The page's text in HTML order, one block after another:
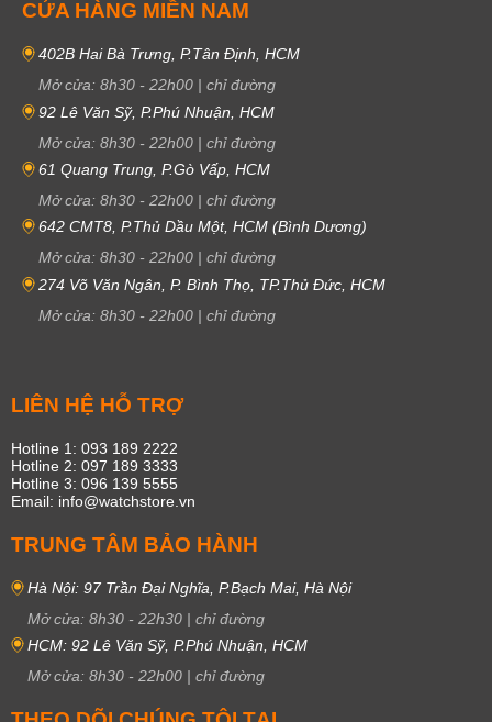
CỬA HÀNG MIỀN NAM
402B Hai Bà Trưng, P.Tân Định, HCM
Mở cửa: 8h30 - 22h00 | chỉ đường
92 Lê Văn Sỹ, P.Phú Nhuận, HCM
Mở cửa: 8h30 - 22h00 | chỉ đường
61 Quang Trung, P.Gò Vấp, HCM
Mở cửa: 8h30 - 22h00 | chỉ đường
642 CMT8, P.Thủ Dầu Một, HCM (Bình Dương)
Mở cửa: 8h30 - 22h00 | chỉ đường
274 Võ Văn Ngân, P. Bình Thọ, TP.Thủ Đức, HCM
Mở cửa: 8h30 - 22h00 | chỉ đường
LIÊN HỆ HỖ TRỢ
Hotline 1: 093 189 2222
Hotline 2: 097 189 3333
Hotline 3: 096 139 5555
Email: info@watchstore.vn
TRUNG TÂM BẢO HÀNH
Hà Nội: 97 Trần Đại Nghĩa, P.Bạch Mai, Hà Nội
Mở cửa: 8h30 - 22h30 | chỉ đường
HCM: 92 Lê Văn Sỹ, P.Phú Nhuận, HCM
Mở cửa: 8h30 - 22h00 | chỉ đường